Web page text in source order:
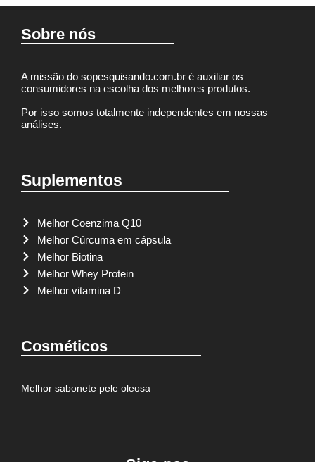
Sobre nós
A missão do sopesquisando.com.br é auxiliar os
consumidores na escolha dos melhores produtos.
Por isso somos totalmente independentes em nossas
análises.
Suplementos
Melhor Coenzima Q10
Melhor Cúrcuma em cápsula
Melhor Biotina
Melhor Whey Protein
Melhor vitamina D
Cosméticos
Melhor sabonete pele oleosa